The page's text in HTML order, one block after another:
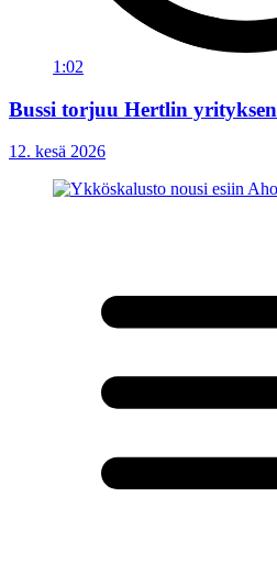
1:02
Bussi torjuu Hertlin yrityksen
12. kesä 2026